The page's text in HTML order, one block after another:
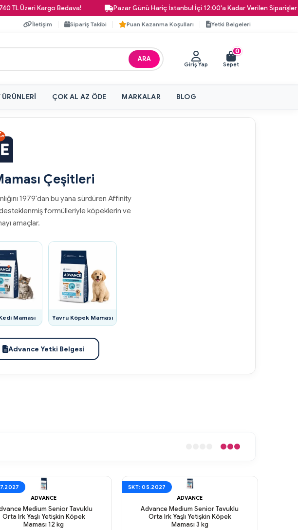
Kargo Bedava! Pazar Günü Hariç İstanbul İçi 12:00'a Kadar Verilen Siparişler Aynı Gün
İletişim Sipariş Takibi Puan Kazanma Koşulları Yetki Belgeleri
ARA
Giriş Yap
0
Sepet
ÜRÜNLERI ÇOK AL AZ ÖDE MARKALAR BLOG
Çeşitleri
1979'dan bu yana sürdüren Affinity
desteklenmiş formülleriyle köpeklerin ve
amaçlar.
Maması Yavru Köpek Maması
Advance Yetki Belgesi
ADVANCE
Medium Senior Tavuklu
Orta Irk Yaşlı Yetişkin Köpek
Maması 12 kg
SKT: 05.2027
ADVANCE
Advance Medium Senior Tavuklu
Orta Irk Yaşlı Yetişkin Köpek
Maması 3 kg